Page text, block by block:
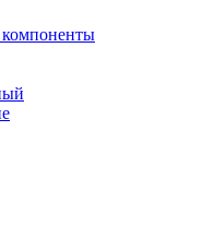
компоненты